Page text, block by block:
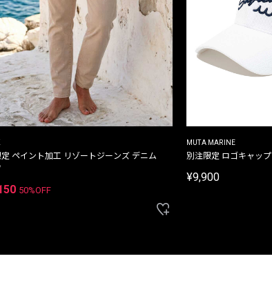
ペイント加工 リゾートジーンズ デニム
50%OFF
MUTA MARINE
別注限定 ロゴキャップ
¥9,900